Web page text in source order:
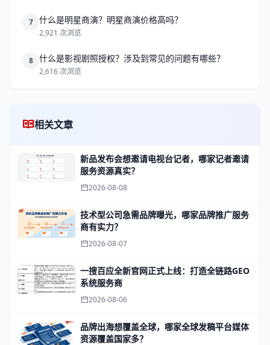
7 什么是明星商演？明星商演价格高吗？
2,921 次浏览
8 什么是影视剧照授权？涉及到常见的问题有哪些？
2,616 次浏览
相关文章
新品发布会想邀请电视台记者，哪家记者邀请
服务资源真实？
2026-08-08
技术型公司急需品牌曝光，哪家品牌推广服务
商有实力？
2026-08-07
一搜百应全新官网正式上线：打造全链路GEO
系统服务商
2026-08-06
品牌出海想覆盖全球，哪家全球发稿平台媒体
资源覆盖国家多？